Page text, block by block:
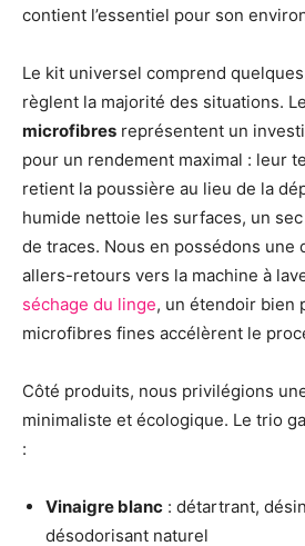
contient l’essentiel pour son
Le kit universel comprend
règlent la majorité des situations.
microfibres représentent un
pour un rendement maximal : leur
retient la poussière au lieu de la
humide nettoie les surfaces, un
de traces. Nous en possédons une
allers-retours vers la machine à
séchage du linge, un étendoir bien
microfibres fines accélèrent le
Côté produits, nous privilégions
minimaliste et écologique. Le trio
:
Vinaigre blanc : détartrant,
désodorisant naturel